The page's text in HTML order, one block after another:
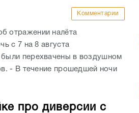
Комментарии
отражении налёта
с 7 на 8 августа
перехвачены в воздушном
- В течение прошедшей ночи
про диверсии с